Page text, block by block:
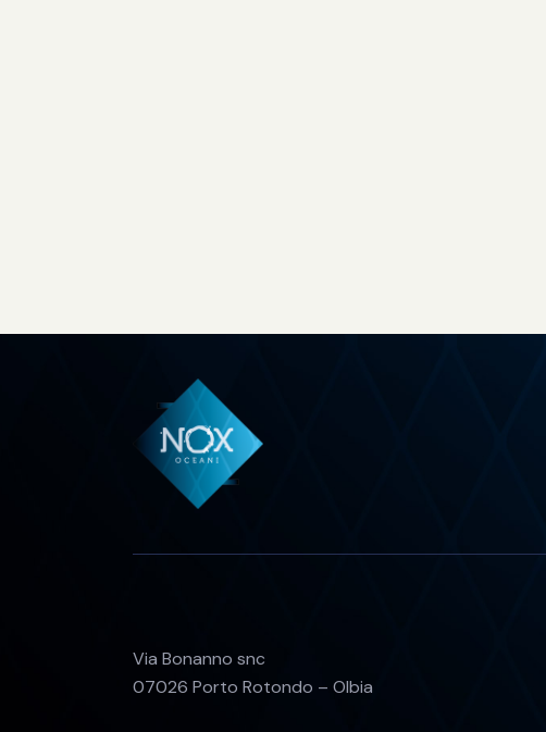
Via Bonanno snc
07026 Porto Rotondo – Olbia